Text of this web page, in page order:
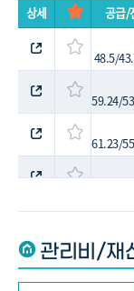
상세 공급/
48.5/
59.24/
61.23/
75.58/
관리비/재